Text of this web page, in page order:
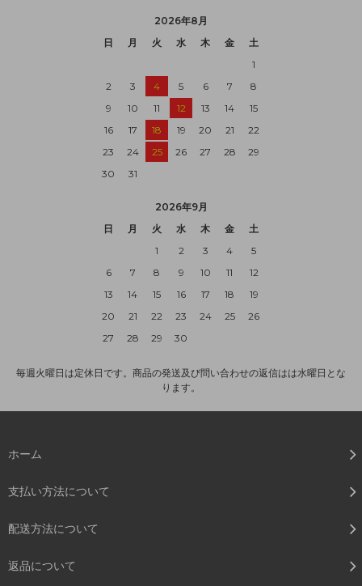
2026年8月
日
月 火 水 木 金
土
1
2
3 4 5 6 7
8
9
10 11 12 13 14
15
16
17 18 19 20 21
22
23
24 25 26 27 28
29
30
31
2026年9月
日
月 火 水 木 金
土
1
2 3 4
5
6
7 8 9 10 11
12
13
14 15 16 17 18
19
20
21 22 23 24 25
26
27
28 29 30
毎週火曜日は定休日です。商品の発送及び問い合わせの返信はは水曜日とな
ります。
ホーム
支払い方法について
配送方法について
返品について